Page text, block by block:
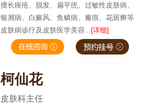
擅长痤疮、脱发、扁平疣、过敏性皮肤病、
银屑病、白癜风、鱼鳞病、瘢痕、花斑癣等
皮肤病诊疗及皮肤医学美容... [详细]
柯仙花
皮肤科主任